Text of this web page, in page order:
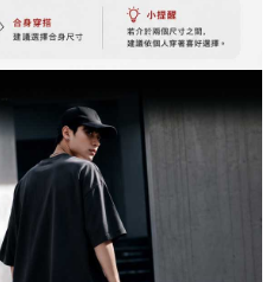
資訊註冊。若發現惡意使用之情形，
戶之使用額度並採取法律行動。